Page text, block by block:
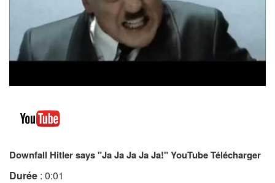
Downfall Hitler says "Ja Ja Ja Ja Ja!" YouTube Télécharger
Durée : 0:01